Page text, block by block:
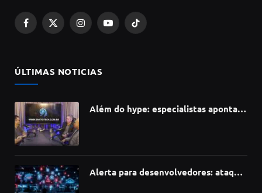
Facebook
X
InstagramYouTubeTikTok
ÚLTIMAS NOTICIAS
Além do hype: especialistas apontam
Alerta para desenvolvedores: ataque